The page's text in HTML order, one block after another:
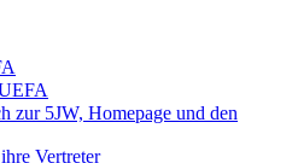
5JW, Homepage und den
Vertreter